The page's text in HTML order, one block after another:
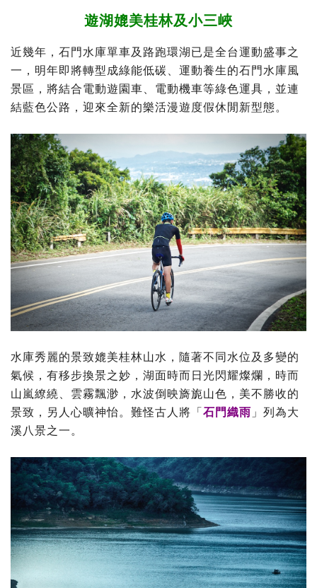
遊湖媲美桂林及小三峽
近幾年，石門水庫單車及路跑環湖已是全台運動盛事之
一，明年即將轉型成綠能低碳、運動養生的石門水庫風
景區，將結合電動遊園車、電動機車等綠色運具，並連
結藍色公路，迎來全新的樂活漫遊度假休閒新型態。
水庫秀麗的景致媲美桂林山水，隨著不同水位及多變的
氣候，有移步換景之妙，湖面時而日光閃耀燦爛，時而
山嵐繚繞、雲霧飄渺，水波倒映旖旎山色，美不勝收的
景致，另人心曠神怡。難怪古人將「石門織雨 」列為大
溪八景之一。